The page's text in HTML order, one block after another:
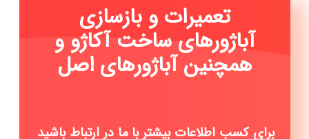
تعمیرات و بازسازی
آباژورهای ساخت آکاژو و
همچنین آباژورهای اصل تی
برای کسب اطلاعات بیشتر با ما در ارتباط باشید